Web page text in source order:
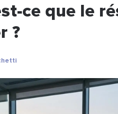
ce que le
?